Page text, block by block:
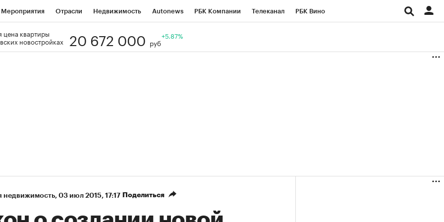
Мероприятия Отрасли Недвижимость Autonews РБК Компании Телеканал РБК Вино
Визионеры
цена квартиры
новостройках
20 672 000 руб
+5.87%
недвижимость⁠, 03 июл 2015, 17:17 Поделиться